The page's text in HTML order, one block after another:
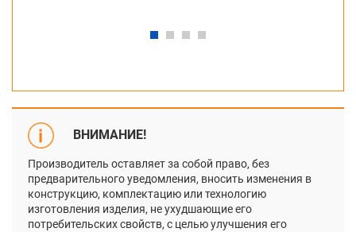
ВНИМАНИЕ!
Производитель оставляет за собой право, без
предварительного уведомления, вносить изменения в
конструкцию, комплектацию или технологию
изготовления изделия, не ухудшающие его
потребительских свойств, с целью улучшения его